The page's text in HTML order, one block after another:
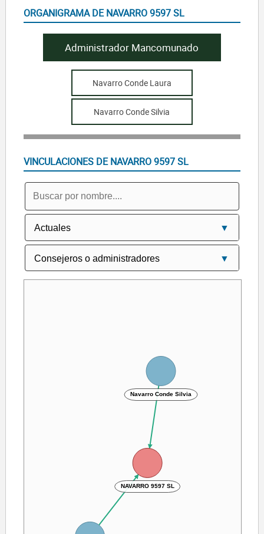
ORGANIGRAMA DE NAVARRO 9597 SL
Administrador Mancomunado
Navarro Conde Laura
Navarro Conde Silvia
VINCULACIONES DE NAVARRO 9597 SL
NAVARRO 9597 SL
Navarro Conde Silvia